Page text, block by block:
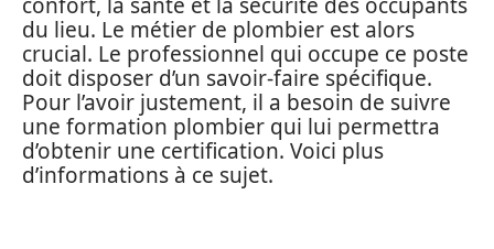
du lieu. Le métier de plombier est alors
crucial. Le professionnel qui occupe ce poste
doit disposer d’un savoir-faire spécifique.
Pour l’avoir justement, il a besoin de suivre
une formation plombier qui lui permettra
d’obtenir une certification. Voici plus
d’informations à ce sujet.